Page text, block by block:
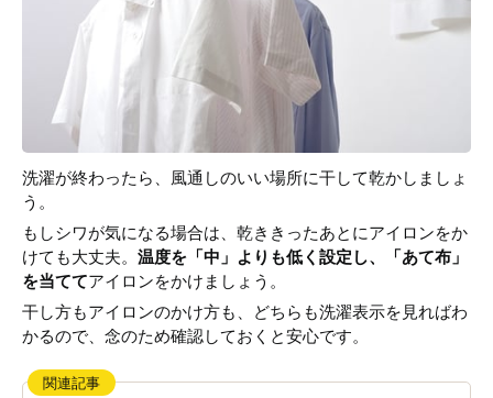
洗濯が終わったら、風通しのいい場所に干して乾かしましょ
う。
もしシワが気になる場合は、乾ききったあとにアイロンをか
けても大丈夫。 温度を「中」よりも低く設定し、「あて布」
を当ててアイロンをかけましょう。
干し方もアイロンのかけ方も、どちらも洗濯表示を見ればわ
かるので、念のため確認しておくと安心です。
関連記事